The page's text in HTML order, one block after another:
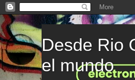
Desde Rio
el mundo